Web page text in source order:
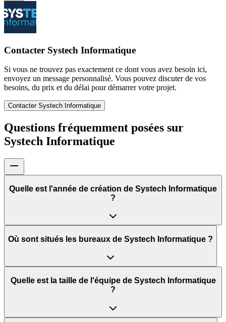
Contacter Systech Informatique
Si vous ne trouvez pas exactement ce dont vous avez besoin ici,
envoyez un message personnalisé. Vous pouvez discuter de vos
besoins, du prix et du délai pour démarrer votre projet.
Contacter Systech Informatique
Questions fréquemment posées sur
Systech Informatique
Quelle est l'année de création de Systech Informatique
?
Où sont situés les bureaux de Systech Informatique ?
Quelle est la taille de l'équipe de Systech Informatique
?